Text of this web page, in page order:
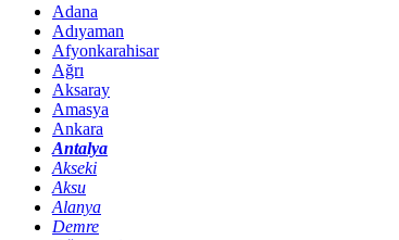
Adana
Adıyaman
Afyonkarahisar
Ağrı
Aksaray
Amasya
Ankara
Antalya
Akseki
Aksu
Alanya
Demre